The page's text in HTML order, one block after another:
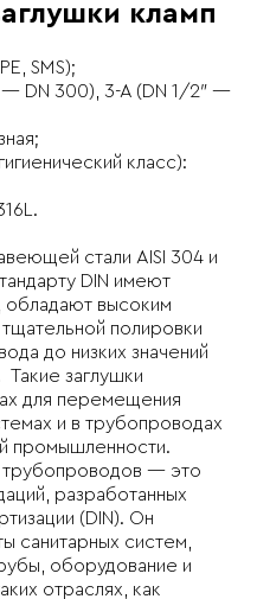
кламп
SMS);
— DN 300), 3-A (DN 1/2″ —
класс):
стали AISI 304 и
DIN имеют
высоким
полировки
до низких значений
заглушки
для перемещения
и в трубопроводах
промышленности.
трубопроводов — это
разработанных
(DIN). Он
санитарных систем,
оборудование и
отраслях, как